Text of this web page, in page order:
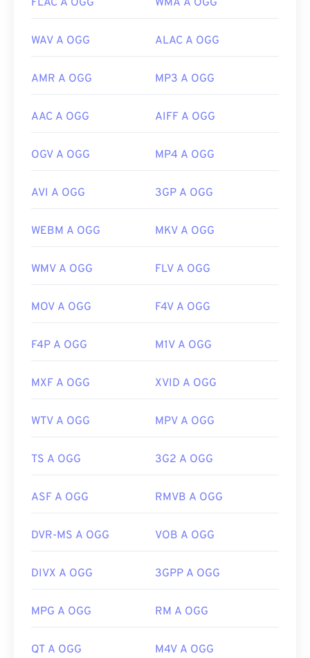
FLAC A OGG WMA A OGG
WAV A OGG ALAC A OGG
AMR A OGG MP3 A OGG
AAC A OGG AIFF A OGG
OGV A OGG MP4 A OGG
AVI A OGG 3GP A OGG
WEBM A OGG MKV A OGG
WMV A OGG FLV A OGG
MOV A OGG F4V A OGG
F4P A OGG M1V A OGG
MXF A OGG XVID A OGG
WTV A OGG MPV A OGG
TS A OGG 3G2 A OGG
ASF A OGG RMVB A OGG
DVR-MS A OGG VOB A OGG
DIVX A OGG 3GPP A OGG
MPG A OGG RM A OGG
QT A OGG M4V A OGG